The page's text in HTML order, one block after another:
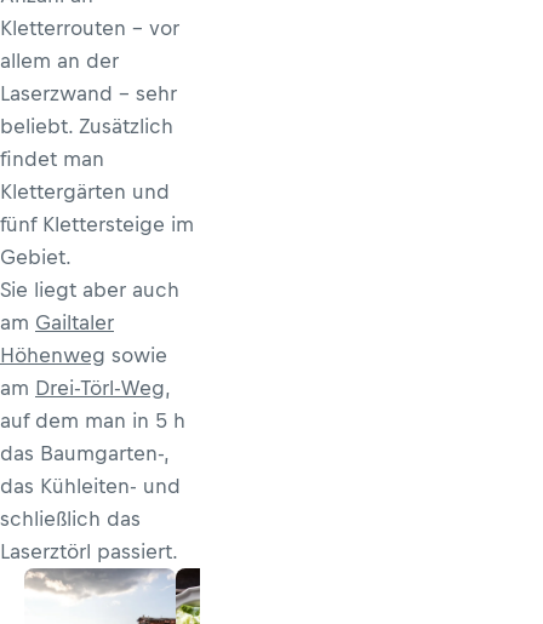
Kletterrouten – vor
allem an der
Laserzwand – sehr
beliebt. Zusätzlich
findet man
Klettergärten und
fünf Klettersteige im
Gebiet.
Sie liegt aber auch
am Gailtaler
Höhenweg sowie
am Drei-Törl-Weg,
auf dem man in 5 h
das Baumgarten-,
das Kühleiten- und
schließlich das
Laserztörl passiert.